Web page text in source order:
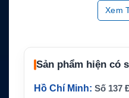
Công nghệ pin
Điện áp
Xem
Sản phẩm hiện có
Hồ Chí Minh: Số 137